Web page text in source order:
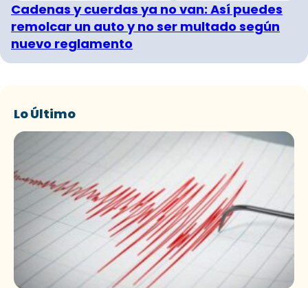
Cadenas y cuerdas ya no van: Así puedes
remolcar un auto y no ser multado según
nuevo reglamento
Lo Último